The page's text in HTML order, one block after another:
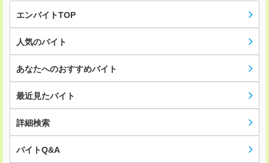
エンバイトTOP
人気のバイト
あなたへのおすすめバイト
最近見たバイト
詳細検索
バイトQ&A